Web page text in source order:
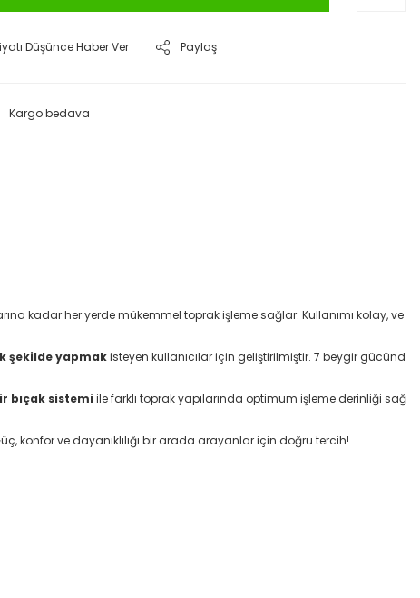
Düşünce Haber Ver Paylaş
Kargo bedava
kadar her yerde mükemmel toprak işleme sağlar. Kullanımı kolay, ve
şekilde yapmakisteyen kullanıcılar için geliştirilmiştir. 7 beygir gücünd
bıçak sistemi ile farklı toprak yapılarında optimum işleme derinliği sağ
konfor ve dayanıklılığı bir arada arayanlar için doğru tercih!